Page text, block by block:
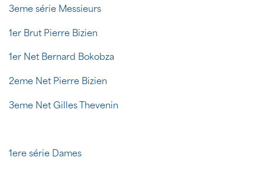
3eme série Messieurs
1er Brut Pierre Bizien
1er Net Bernard Bokobza
2eme Net Pierre Bizien
3eme Net Gilles Thevenin
1ere série Dames